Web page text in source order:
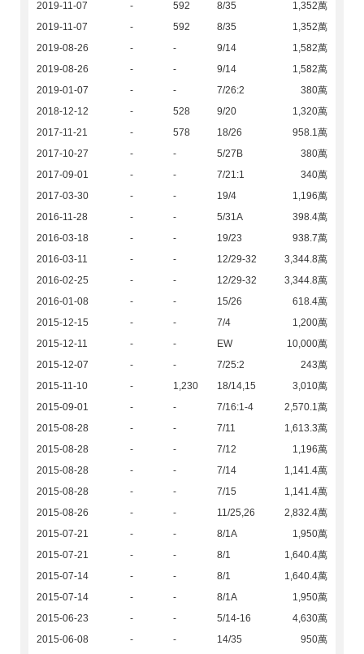
2019-11-07 - 592 8/35
1,352萬
2019-11-07
- 592 8/35
1,352萬
2019-08-26
- - 9/14
1,582萬
2019-08-26
- - 9/14
1,582萬
2019-01-07
- - 7/26:2
380萬
2018-12-12
- 528 9/20
1,320萬
2017-11-21
- 578 18/26
958.1萬
2017-10-27
- - 5/27B
380萬
2017-09-01
- - 7/21:1
340萬
2017-03-30
- - 19/4
1,196萬
2016-11-28
- - 5/31A
398.4萬
2016-03-18
- - 19/23
938.7萬
2016-03-11
- - 12/29-32
3,344.8萬
2016-02-25
- - 12/29-32
3,344.8萬
2016-01-08
- - 15/26
618.4萬
2015-12-15
- - 7/4
1,200萬
2015-12-11
- - EW
10,000萬
2015-12-07
- - 7/25:2
243萬
2015-11-10
- 1,230 18/14,15
3,010萬
2015-09-01
- - 7/16:1-4
2,570.1萬
2015-08-28
- - 7/11
1,613.3萬
2015-08-28
- - 7/12
1,196萬
2015-08-28
- - 7/14
1,141.4萬
2015-08-28
- - 7/15
1,141.4萬
2015-08-26
- - 11/25,26
2,832.4萬
2015-07-21
- - 8/1A
1,950萬
2015-07-21
- - 8/1
1,640.4萬
2015-07-14
- - 8/1
1,640.4萬
2015-07-14
- - 8/1A
1,950萬
2015-06-23
- - 5/14-16
4,630萬
2015-06-08
- - 14/35
950萬